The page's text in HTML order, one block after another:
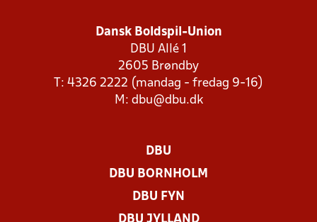
Dansk Boldspil-Union
DBU Allé 1
2605 Brøndby
T: 4326 2222 (mandag - fredag 9-16)
M: dbu@dbu.dk
DBU
DBU BORNHOLM
DBU FYN